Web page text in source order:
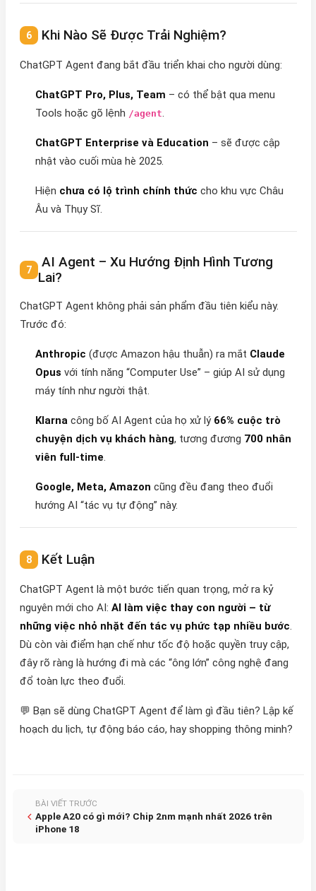
Khi Nào Sẽ Được Trải Nghiệm?
ChatGPT Agent đang bắt đầu triển khai cho người dùng:
ChatGPT Pro, Plus, Team – có thể bật qua menu
Tools hoặc gõ lệnh /agent.
ChatGPT Enterprise và Education – sẽ được cập
nhật vào cuối mùa hè 2025.
Hiện chưa có lộ trình chính thức cho khu vực Châu
Âu và Thụy Sĩ.
AI Agent – Xu Hướng Định Hình Tương
Lai?
ChatGPT Agent không phải sản phẩm đầu tiên kiểu này.
Trước đó:
Anthropic (được Amazon hậu thuẫn) ra mắt Claude
Opus với tính năng “Computer Use” – giúp AI sử dụng
máy tính như người thật.
Klarnacông bố AI Agent của họ xử lý 66% cuộc trò
chuyện dịch vụ khách hàng, tương đương 700 nhân
viên full-time.
Google, Meta, Amazon cũng đều đang theo đuổi
hướng AI “tác vụ tự động” này.
Kết Luận
ChatGPT Agent là một bước tiến quan trọng, mở ra kỷ
nguyên mới cho AI: AI làm việc thay con người – từ
những việc nhỏ nhặt đến tác vụ phức tạp nhiều bước.
Dù còn vài điểm hạn chế như tốc độ hoặc quyền truy cập,
đây rõ ràng là hướng đi mà các “ông lớn” công nghệ đang
đổ toàn lực theo đuổi.
💬 Bạn sẽ dùng ChatGPT Agent để làm gì đầu tiên? Lập kế
hoạch du lịch, tự động báo cáo, hay shopping thông minh?
BÀI VIẾT TRƯỚC
Apple A20 có gì mới? Chip 2nm mạnh nhất 2026 trên
iPhone 18